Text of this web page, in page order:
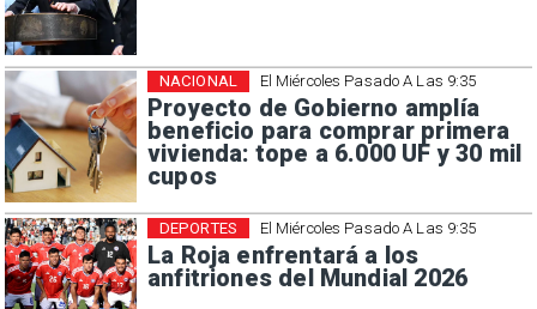
El Miércoles Pasado A Las 9:35
Proyecto de Gobierno amplía
beneficio para comprar primera
vivienda: tope a 6.000 UF y 30 mil
cupos
NACIONAL
El Miércoles Pasado A Las 9:35
La Roja enfrentará a los
anfitriones del Mundial 2026
DEPORTES